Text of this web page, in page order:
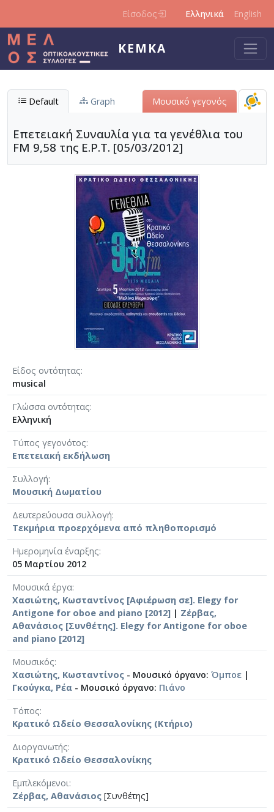
Είσοδος Ελληνικά English
ΚΕΜΚΑ
Default Graph Μουσικό γεγονός
Επετειακή Συναυλία για τα γενέθλια του
FM 9,58 της Ε.Ρ.Τ. [05/03/2012]
Είδος οντότητας
musical
Γλώσσα οντότητας
Ελληνική
Τύπος γεγονότος
Επετειακή εκδήλωση
Συλλογή
Μουσική Δωματίου
Δευτερεύουσα συλλογή
Τεκμήρια προερχόμενα από πληθοπορισμό
Ημερομηνία έναρξης
05 Μαρτίου 2012
Μουσικά έργα
Χασιώτης, Κωσταντίνος [Αφιέρωση σε]. Elegy for
Antigone for oboe and piano [2012] | Ζέρβας,
Αθανάσιος [Συνθέτης]. Elegy for Antigone for oboe
and piano [2012]
Μουσικός
Χασιώτης, Κωσταντίνος - Μουσικό όργανο: Όμποε |
Γκούγκα, Ρέα - Μουσικό όργανο: Πιάνο
Τόπος
Κρατικό Ωδείο Θεσσαλονίκης (Κτήριο)
Διοργανωτής
Κρατικό Ωδείο Θεσσαλονίκης
Εμπλεκόμενοι
Ζέρβας, Αθανάσιος [Συνθέτης]